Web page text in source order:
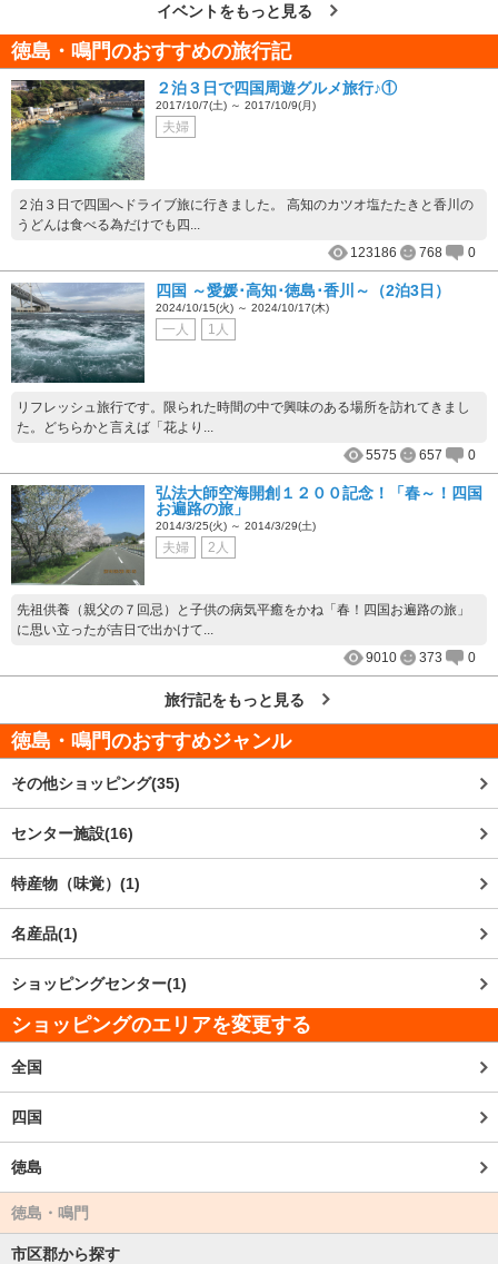
イベントをもっと見る
徳島・鳴門のおすすめの旅行記
２泊３日で四国周遊グルメ旅行♪①
2017/10/7(土) ～ 2017/10/9(月)
夫婦
２泊３日で四国へドライブ旅に行きました。 高知のカツオ塩たたきと香川の
うどんは食べる為だけでも四...
123186
768 0
四国 ～愛媛･高知･徳島･香川～（2泊3日）
2024/10/15(火) ～ 2024/10/17(木)
一人 1人
リフレッシュ旅行です。限られた時間の中で興味のある場所を訪れてきまし
た。どちらかと言えば「花より...
5575
657 0
弘法大師空海開創１２００記念！「春～！四国
お遍路の旅」
2014/3/25(火) ～ 2014/3/29(土)
夫婦 2人
先祖供養（親父の７回忌）と子供の病気平癒をかね「春！四国お遍路の旅」
に思い立ったが吉日で出かけて...
9010
373 0
旅行記をもっと見る
徳島・鳴門のおすすめジャンル
その他ショッピング(35)
センター施設(16)
特産物（味覚）(1)
名産品(1)
ショッピングセンター(1)
ショッピングのエリアを変更する
全国
四国
徳島
徳島・鳴門
市区郡から探す